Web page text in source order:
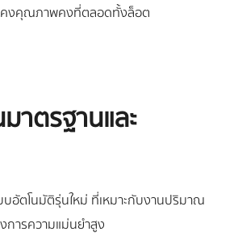
งคุณภาพคงที่ตลอดทั้งล็อต
าตรฐานและ
บอัตโนมัติรุ่นใหม่ ที่เหมาะกับงานปริมาณ
การความแม่นยำสูง